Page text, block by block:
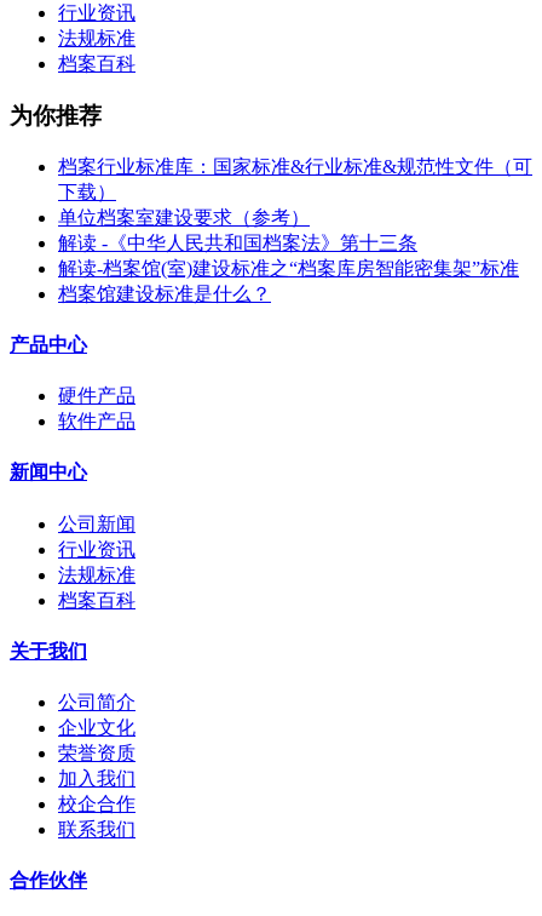
行业资讯
法规标准
档案百科
为你推荐
档案行业标准库：国家标准&行业标准&规范性文件（可
下载）
单位档案室建设要求（参考）
解读 -《中华人民共和国档案法》第十三条
解读-档案馆(室)建设标准之“档案库房智能密集架”标准
档案馆建设标准是什么？
产品中心
硬件产品
软件产品
新闻中心
公司新闻
行业资讯
法规标准
档案百科
关于我们
公司简介
企业文化
荣誉资质
加入我们
校企合作
联系我们
合作伙伴